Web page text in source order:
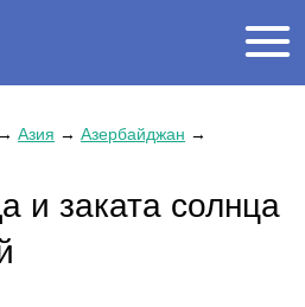
→ Азия → Азербайджан →
и заката солнца